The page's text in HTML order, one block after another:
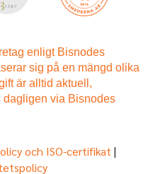
och ISO-certifikat